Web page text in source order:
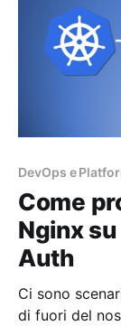
DevOps e
Come
Nginx
Auth
Ci sono
di fuori del